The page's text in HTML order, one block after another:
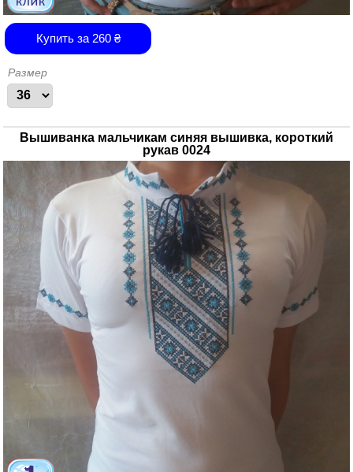
Купить за 260₴
Размер
Вышиванка мальчикам синяя вышивка, короткий
рукав 0024